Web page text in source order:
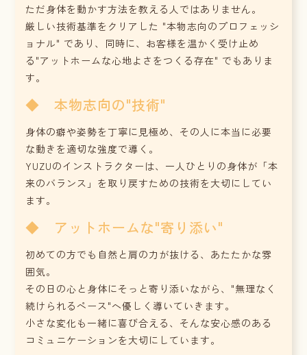
ただ身体を動かす方法を教える人ではありません。
厳しい技術基準をクリアした "本物志向のプロフェッシ
ョナル" であり、同時に、お客様を温かく受け止め
る"アットホームな心地よさをつくる存在" でもありま
す。
◆ 本物志向の"技術"
身体の癖や姿勢を丁寧に見極め、その人に本当に必要
な動きを適切な強度で導く。
YUZUのインストラクターは、一人ひとりの身体が「本
来のバランス」を取り戻すための技術を大切にしてい
ます。
◆ アットホームな"寄り添い"
初めての方でも自然と肩の力が抜ける、あたたかな雰
囲気。
その日の心と身体にそっと寄り添いながら、"無理なく
続けられるペース"へ優しく導いていきます。
小さな変化も一緒に喜び合える、そんな安心感のある
コミュニケーションを大切にしています。